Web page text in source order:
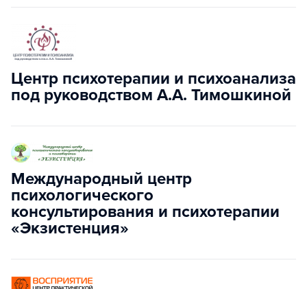
Центр психотерапии и психоанализа
под руководством А.А. Тимошкиной
Международный центр
психологического
консультирования и психотерапии
«Экзистенция»